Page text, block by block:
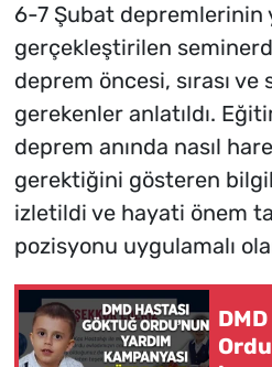
6-7 Şubat depremlerinin
gerçekleştirilen
deprem öncesi, sırası ve
gerekenler anlatıldı.
deprem anında nasıl
gerektiğini gösteren
izletildi ve hayati önem
pozisyonu uygulamalı